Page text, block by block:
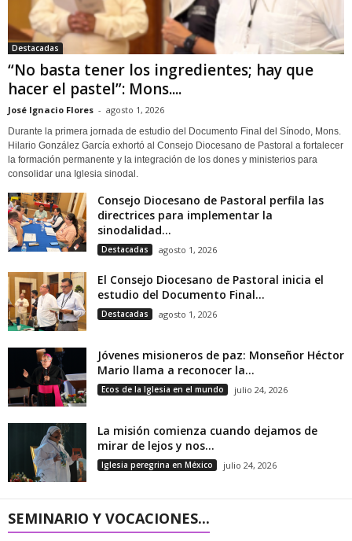
Destacadas
“No basta tener los ingredientes; hay que
hacer el pastel”: Mons....
José Ignacio Flores - agosto 1, 2026
Durante la primera jornada de estudio del Documento Final del Sínodo, Mons.
Hilario González García exhortó al Consejo Diocesano de Pastoral a fortalecer
la formación permanente y la integración de los dones y ministerios para
consolidar una Iglesia sinodal.
Consejo Diocesano de Pastoral perfila las
directrices para implementar la
sinodalidad...
Destacadas agosto 1, 2026
El Consejo Diocesano de Pastoral inicia el
estudio del Documento Final...
Destacadas agosto 1, 2026
Jóvenes misioneros de paz: Monseñor Héctor
Mario llama a reconocer la...
Ecos de la Iglesia en el mundo julio 24, 2026
La misión comienza cuando dejamos de
mirar de lejos y nos...
Iglesia peregrina en México julio 24, 2026
SEMINARIO Y VOCACIONES...